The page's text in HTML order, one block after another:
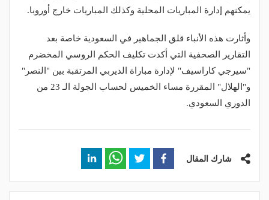
يمكنهم إدارة المباريات المحلية وكذلك المباريات خارج أوروبا.
وأثارت هذه الأنباء قلق الجماهير في السعودية خاصة بعد
التقارير الصحفية التي أكدت تكليف الحكم الروسي المخضرم
"سيرجي كاراسيف" لإدارة مباراة الديربي المرتقبة بين "النصر"
و"الهلال" المقررة مساء الخميس لحساب الجولة الـ 23 من
الدوري السعودي.
شارك المقال